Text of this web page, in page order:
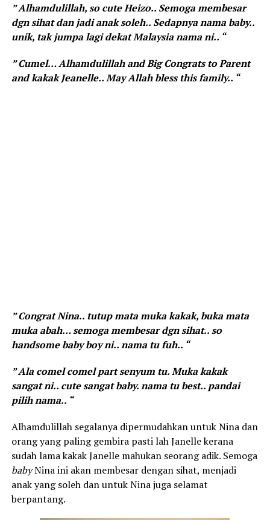
” Alhamdulillah, so cute Heizo.. Semoga membesar
dgn sihat dan jadi anak soleh.. Sedapnya nama baby..
unik, tak jumpa lagi dekat Malaysia nama ni.. “
” Cumel… Alhamdulillah and Big Congrats to Parent
and kakak Jeanelle.. May Allah bless this family.. “
” Congrat Nina.. tutup mata muka kakak, buka mata
muka abah… semoga membesar dgn sihat.. so
handsome baby boy ni.. nama tu fuh.. “
” Ala comel comel part senyum tu. Muka kakak
sangat ni.. cute sangat baby. nama tu best.. pandai
pilih nama.. “
Alhamdulillah segalanya dipermudahkan untuk Nina dan
orang yang paling gembira pasti lah Janelle kerana
sudah lama kakak Janelle mahukan seorang adik. Semoga
babyNina ini akan membesar dengan sihat, menjadi
anak yang soleh dan untuk Nina juga selamat
berpantang.